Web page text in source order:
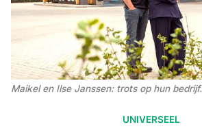
UNIVERSEEL
Maikel en Ilse Janssen: trots op hun bedrijf.